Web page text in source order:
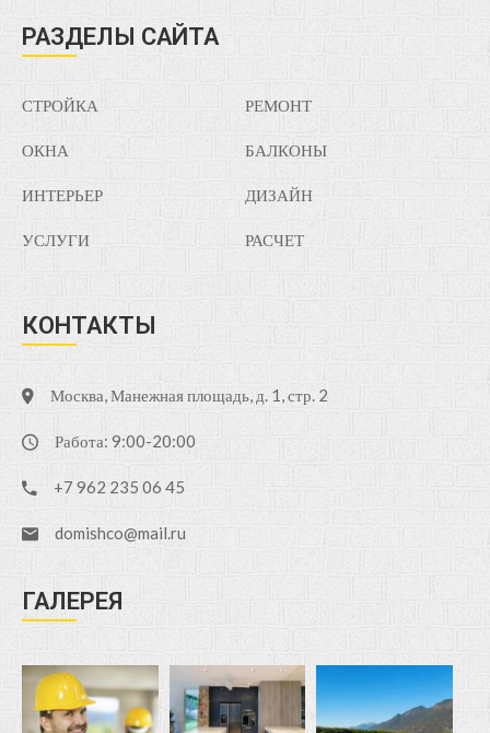
РАЗДЕЛЫ САЙТА
СТРОЙКА
ОКНА
ИНТЕРЬЕР
УСЛУГИ
РЕМОНТ
БАЛКОНЫ
ДИЗАЙН
РАСЧЕТ
КОНТАКТЫ
Москва, Манежная площадь, д. 1, стр. 2
Работа: 9:00-20:00
+7 962 235 06 45
domishco@mail.ru
ГАЛЕРЕЯ